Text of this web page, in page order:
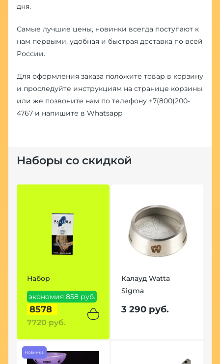
дня.
Самые лучшие цены, новинки всегда поступают к
нам первыми, удобная и быстрая доставка по всей
России.
Для оформления заказа положите товар в корзину
и проследуйте инструкциям на странице корзины
или же позвоните нам по телефону +7(800)200-
4767и напишите в Whatsapp
Наборы со скидкой
Набор
экономия 858 руб.
8578
7720 руб.
Калауд Watta
Sigma
3 290 руб.
Новинка